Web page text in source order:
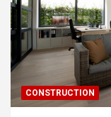
CONSTRUCTION